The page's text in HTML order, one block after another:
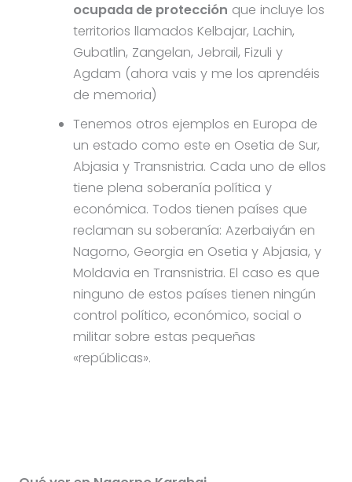
ocupada de protección que incluye los
territorios llamados Kelbajar, Lachin,
Gubatlin, Zangelan, Jebrail, Fizuli y
Agdam (ahora vais y me los aprendéis
de memoria)
Tenemos otros ejemplos en Europa de
un estado como este en Osetia de Sur,
Abjasia y Transnistria. Cada uno de ellos
tiene plena soberanía política y
económica. Todos tienen países que
reclaman su soberanía: Azerbaiyán en
Nagorno, Georgia en Osetia y Abjasia, y
Moldavia en Transnistria. El caso es que
ninguno de estos países tienen ningún
control político, económico, social o
militar sobre estas pequeñas
«repúblicas».